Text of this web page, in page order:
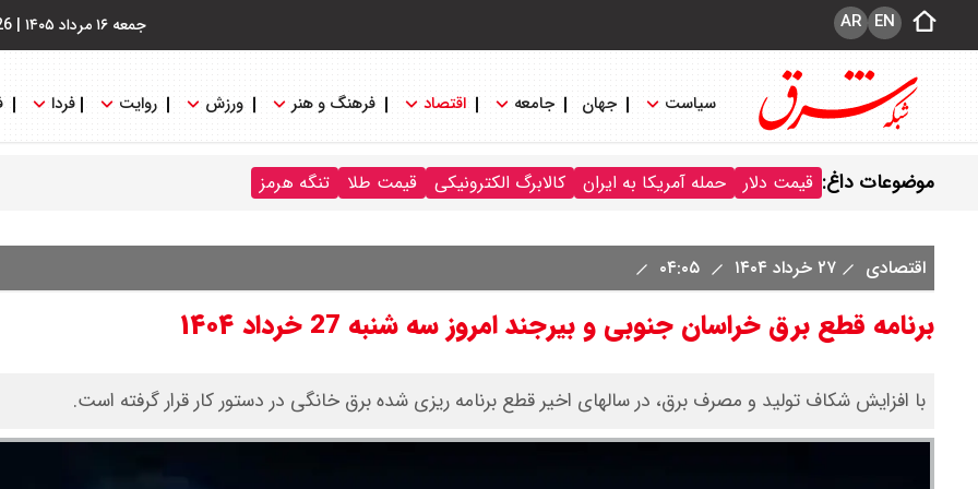
جمعه ۱۶ مرداد ۱۴۰۵ | EN
AR
سیاست جهان جامعه اقتصاد فرهنگ و هنر ورزش روایت فردا
موضوعات داغ: قیمت دلار حمله آمریکا به ایران کالابرگ الکترونیکی قیمت طلا تنگه هرمز
اقتصادی ۲۷ خرداد ۱۴۰۴
برنامه قطع برق خراسان جنوبی و بیرجند امروز سه شنبه 27 خرداد ۱۴۰۴
با افزایش شکاف تولید و مصرف برق، در سالهای اخیر قطع برنامه ریزی شده برق خانگی در دستور کار قرار گرفته است.